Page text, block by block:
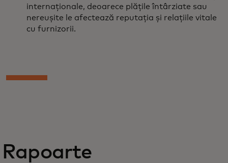
internaționale, deoarece plățile întârziate sau
nereușite le afectează reputația și relațiile vitale
cu furnizorii.
Rapoarte